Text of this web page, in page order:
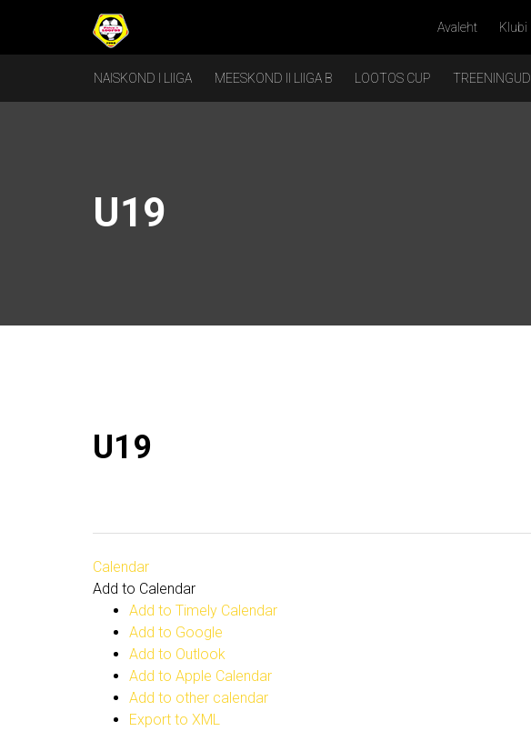
Avaleht Klubi
NAISKOND I LIIGA MEESKOND II LIIGA B LOOTOS CUP TREENINGUD
U19
U19
Calendar
Add to Calendar
Add to Timely Calendar
Add to Google
Add to Outlook
Add to Apple Calendar
Add to other calendar
Export to XML